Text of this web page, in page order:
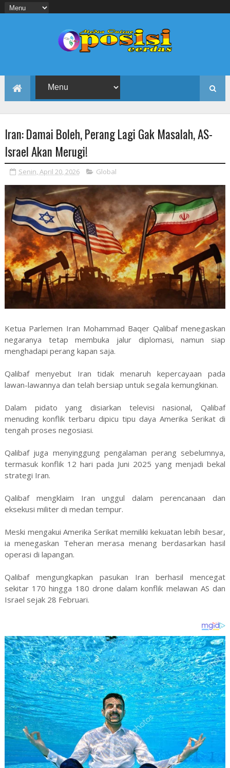
Iran: Damai Boleh, Perang Lagi Gak Masalah, AS-
Israel Akan Merugi!
Senin, April 20, 2026 Global
Ketua Parlemen Iran Mohammad Baqer Qalibaf menegaskan
negaranya tetap membuka jalur diplomasi, namun siap
menghadapi perang kapan saja.
Qalibaf menyebut Iran tidak menaruh kepercayaan pada
lawan-lawannya dan telah bersiap untuk segala kemungkinan.
Dalam pidato yang disiarkan televisi nasional, Qalibaf
menuding konflik terbaru dipicu tipu daya Amerika Serikat di
tengah proses negosiasi.
Qalibaf juga menyinggung pengalaman perang sebelumnya,
termasuk konflik 12 hari pada Juni 2025 yang menjadi bekal
strategi Iran.
Qalibaf mengklaim Iran unggul dalam perencanaan dan
eksekusi militer di medan tempur.
Meski mengakui Amerika Serikat memiliki kekuatan lebih besar,
ia menegaskan Teheran merasa menang berdasarkan hasil
operasi di lapangan.
Qalibaf mengungkapkan pasukan Iran berhasil mencegat
sekitar 170 hingga 180 drone dalam konflik melawan AS dan
Israel sejak 28 Februari.